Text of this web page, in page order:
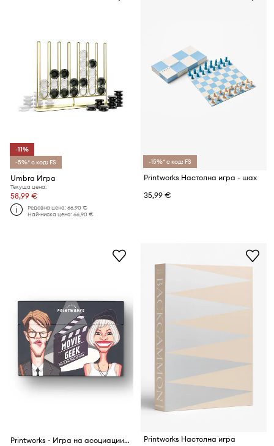
-11%
-5%* с код: FS
Umbra Игра
Текуща цена:
58,99 €
Редовна цена:66,90 €
Най-ниска цена:66,90 €
-15%* с код: FS
Printworks Настолна игра - шах
35,99 €
Printworks - Игра на асоциации Movie geek
Printworks Настолна игра